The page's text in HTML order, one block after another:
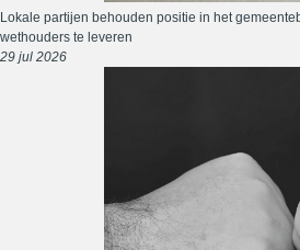
Lokale partijen behouden positie in het
wethouders te leveren
29 jul 2026